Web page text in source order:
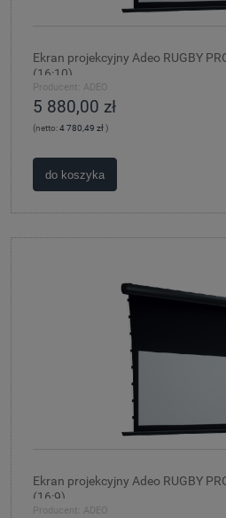
Ekran projekcyjny Adeo RUGBY
(16:10)
Producent: ADEO
5 880,00 zł
(netto:4 780,49 zł)
do koszyka
Ekran projekcyjny Adeo RUGBY
(16:9)
Producent: ADEO